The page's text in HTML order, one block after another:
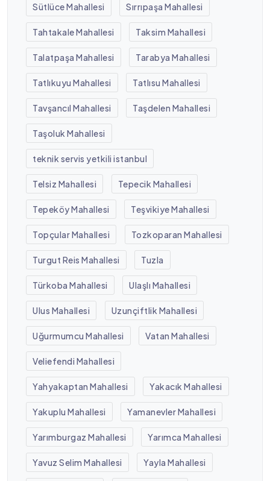
Sütlüce Mahallesi Sırrıpaşa Mahallesi
Tahtakale Mahallesi Taksim Mahallesi
Talatpaşa Mahallesi Tarabya Mahallesi
Tatlıkuyu Mahallesi Tatlısu Mahallesi
Tavşancıl Mahallesi Taşdelen Mahallesi
Taşoluk Mahallesi
teknik servis yetkili istanbul
Telsiz Mahallesi Tepecik Mahallesi
Tepeköy Mahallesi Teşvikiye Mahallesi
Topçular Mahallesi Tozkoparan Mahallesi
Turgut Reis Mahallesi Tuzla
Türkoba Mahallesi Ulaşlı Mahallesi
Ulus Mahallesi Uzunçiftlik Mahallesi
Uğurmumcu Mahallesi Vatan Mahallesi
Veliefendi Mahallesi
Yahyakaptan Mahallesi Yakacık Mahallesi
Yakuplu Mahallesi Yamanevler Mahallesi
Yarımburgaz Mahallesi Yarımca Mahallesi
Yavuz Selim Mahallesi Yayla Mahallesi